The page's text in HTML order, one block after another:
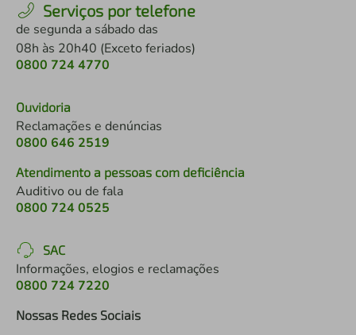
Serviços por telefone
de segunda a sábado das
08h às 20h40 (Exceto feriados)
0800 724 4770
Ouvidoria
Reclamações e denúncias
0800 646 2519
Atendimento a pessoas com deficiência
Auditivo ou de fala
0800 724 0525
SAC
Informações, elogios e reclamações
0800 724 7220
Nossas Redes Sociais